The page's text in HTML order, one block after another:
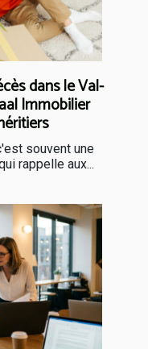
dans le Val-
Immobilier
souvent une
rappelle aux...